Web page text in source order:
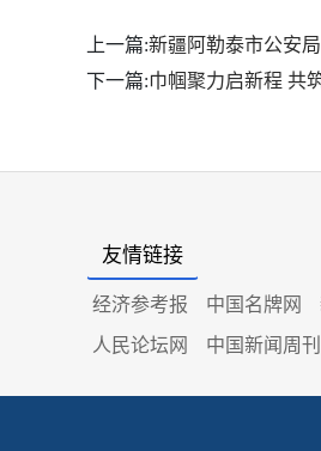
上一篇:新疆阿勒泰市公安
下一篇:巾帼聚力启新程 共
友情链接
经济参考报 中国名牌网
人民论坛网
中国新闻周刊